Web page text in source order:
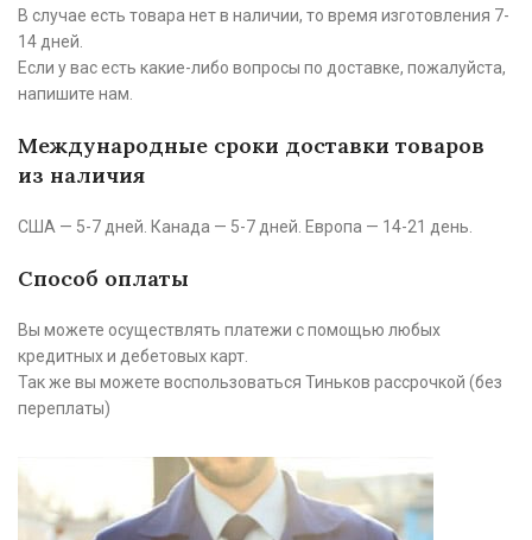
В случае есть товара нет в наличии, то время изготовления 7-
14 дней.
Если у вас есть какие-либо вопросы по доставке, пожалуйста,
напишите нам.
Международные сроки доставки товаров
из наличия
США — 5-7 дней. Канада — 5-7 дней. Европа — 14-21 день.
Способ оплаты
Вы можете осуществлять платежи с помощью любых
кредитных и дебетовых карт.
Так же вы можете воспользоваться Тиньков рассрочкой (без
переплаты)